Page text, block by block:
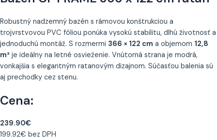
Robustný nadzemný bazén s rámovou konštrukciou a
trojvrstvovou PVC fóliou ponúka vysokú stabilitu, dlhú životnosť a
jednoduchú montáž. S rozmermi 366 × 122 cm a objemom 12,8
m³ je ideálny na letné osvieženie. Vnútorná strana je modrá,
vonkajšia s elegantným ratanovým dizajnom. Súčasťou balenia sú
aj prechodky cez stenu.
Cena:
239.90€
199.92€ bez DPH